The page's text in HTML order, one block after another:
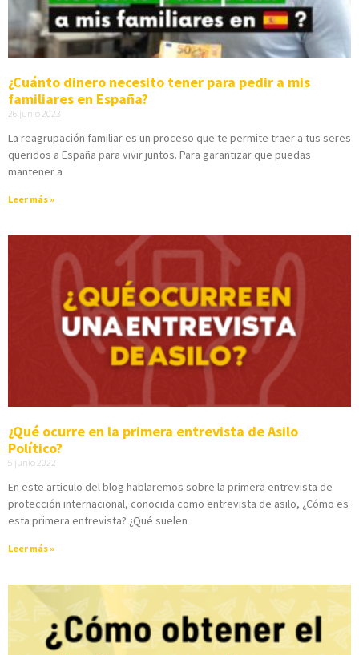
¿Cuánto dinero necesito tener para pedir a mis
familiares en España?
26 junio 2023
La reagrupación familiar es un proceso que te permite traer a tus seres
queridos a España para vivir juntos. Para garantizar que puedas
mantener a
Leer más »
¿Qué ocurre en la primera entrevista de Asilo
Político?
5 junio 2022
En este articulo del blog hablaremos sobre la primera entrevista de
protección internacional, conocida como entrevista de asilo, ¿Cómo es
esta primera entrevista? ¿Qué suelen
Leer más »